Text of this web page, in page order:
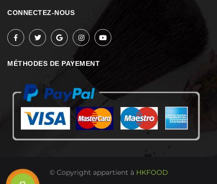
CONNECTEZ-NOUS
MÉTHODES DE PAYEMENT
© Copyright appartient à HKFOOD